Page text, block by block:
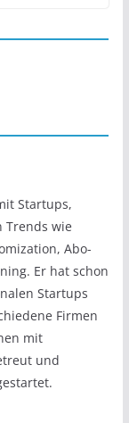
Startups,
Trends wie
Abo-
Er hat schon
Startups
Firmen
mit
und